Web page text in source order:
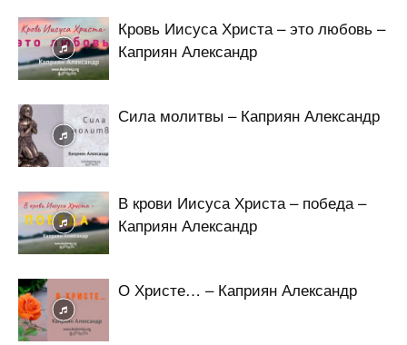
Кровь Иисуса Христа – это любовь –
Каприян Александр
Сила молитвы – Каприян Александр
В крови Иисуса Христа – победа –
Каприян Александр
О Христе… – Каприян Александр